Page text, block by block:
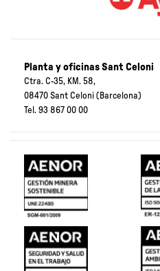
Planta y oficinas Sant Celoni
Ctra. C-35, KM. 58,
08470 Sant Celoni (Barcelona)
Tel. 93 867 00 00